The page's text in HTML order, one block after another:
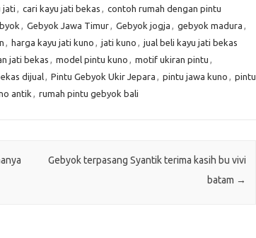
jati , cari kayu jati bekas , contoh rumah dengan pintu
, Gebyok Jawa Timur, Gebyok jogja , gebyok madura ,
, harga kayu jati kuno , jati kuno , jual beli kayu jati bekas
jati bekas , model pintu kuno , motif ukiran pintu ,
dijual, Pintu Gebyok Ukir Jepara , pintu jawa kuno , pintu
antik , rumah pintu gebyok bali
Gebyok terpasang Syantik terima kasih bu vivi
batam →